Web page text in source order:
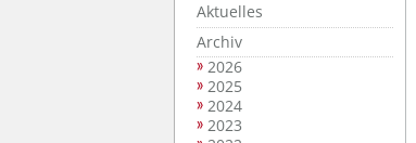
Aktuelles
Archiv
2026
2025
2024
2023